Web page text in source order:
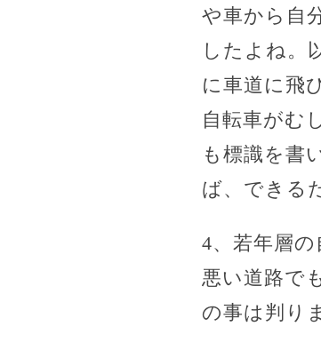
や車から自
したよね。
に車道に飛
自転車がむ
も標識を書
ば、できる
4、若年層
悪い道路で
の事は判り